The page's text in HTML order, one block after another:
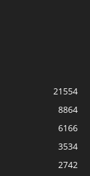
21554
8864
6166
3534
2742